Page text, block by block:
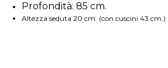
Profondità: 85 cm.
Altezza seduta 20 cm. (con cuscini 43 cm.)